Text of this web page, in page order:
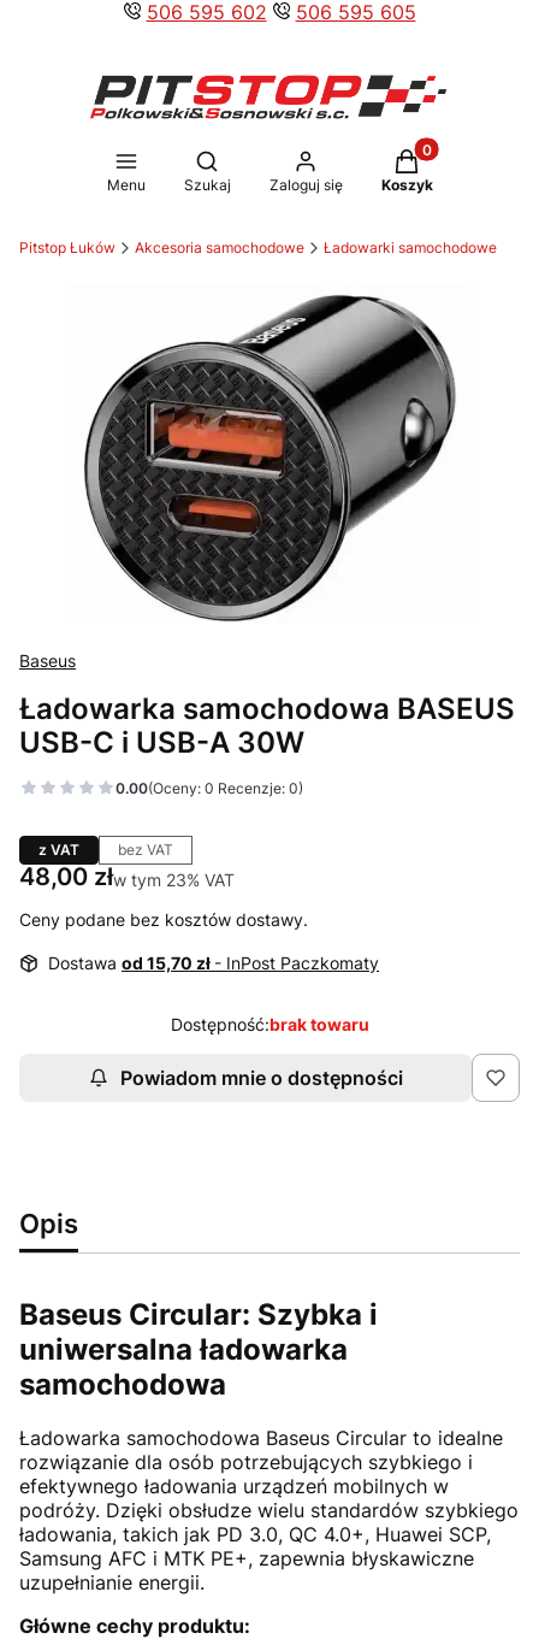
506 595 602 506 595 605
Menu
Otwórz wyszukiwarkę
Szukaj Zaloguj się
Produkty w
Koszyk
Pitstop Łuków Akcesoria samochodowe Ładowarki samochodowe
Baseus
Ładowarka samochodowa BASEUS
USB-C i USB-A 30W
0.00(Oceny: 0 Recenzje: 0)
z VAT bez VAT
Cena
48,00 złw tym 23% VAT
w tym 23% VAT
Ceny podane bez kosztów dostawy.
Dostawa od 15,70 zł - InPost Paczkomaty
Dostępność:brak towaru
Powiadom mnie o dostępności
Opis
Baseus Circular: Szybka i
uniwersalna ładowarka
samochodowa
Ładowarka samochodowa Baseus Circular to idealne
rozwiązanie dla osób potrzebujących szybkiego i
efektywnego ładowania urządzeń mobilnych w
podróży. Dzięki obsłudze wielu standardów szybkiego
ładowania, takich jak PD 3.0, QC 4.0+, Huawei SCP,
Samsung AFC i MTK PE+, zapewnia błyskawiczne
uzupełnianie energii.
Główne cechy produktu: